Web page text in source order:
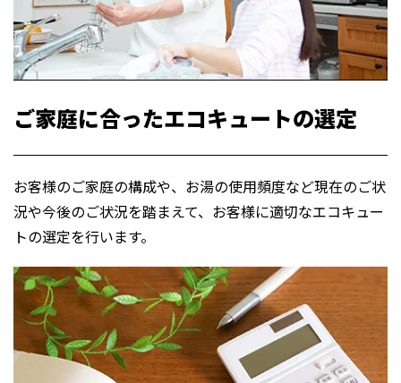
ご家庭に合ったエコキュートの選定
お客様のご家庭の構成や、お湯の使用頻度など現在のご状
況や今後のご状況を踏まえて、お客様に適切なエコキュー
トの選定を行います。